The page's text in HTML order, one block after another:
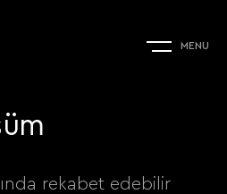
rekabet edebilir